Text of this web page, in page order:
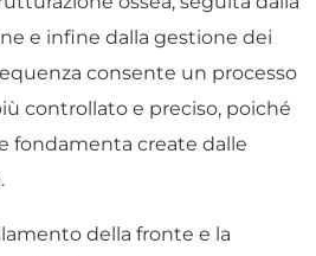
e infine dalla gestione dei
consente un processo
controllato e preciso, poiché
fondamenta create dalle
della fronte e la